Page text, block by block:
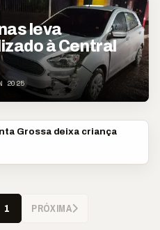
leva
à Central
2025
Grossa deixa criança
1 PRÓXIMA